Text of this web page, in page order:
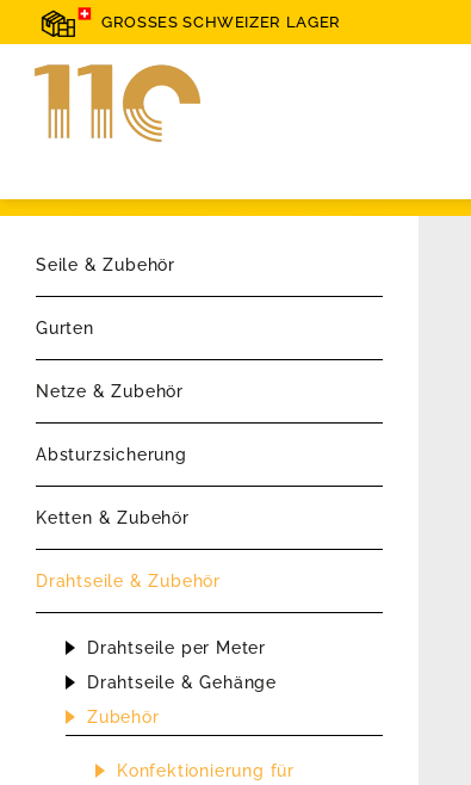
GROSSES SCHWEIZER LAGER
Seile & Zubehör
Gurten
Netze & Zubehör
Absturzsicherung
Ketten & Zubehör
Drahtseile & Zubehör
Drahtseile per Meter
Drahtseile & Gehänge
Zubehör
Konfektionierung für